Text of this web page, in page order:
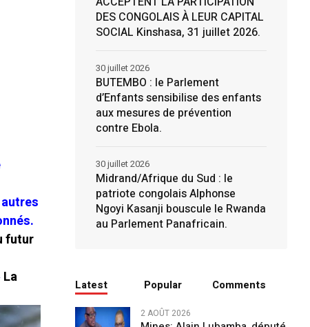
futur
La
DES CONGOLAIS À LEUR CAPITAL
SOCIAL Kinshasa, 31 juillet 2026.
BUTEMBO : le Parlement
d’Enfants sensibilise des enfants
aux mesures de prévention
contre Ebola.
30 juillet 2026
Midrand/Afrique du Sud : le
patriote congolais Alphonse
Ngoyi Kasanji bouscule le Rwanda
au Parlement Panafricain.
30 juillet 2026
Latest Popular Comments
2 AOÛT 2026